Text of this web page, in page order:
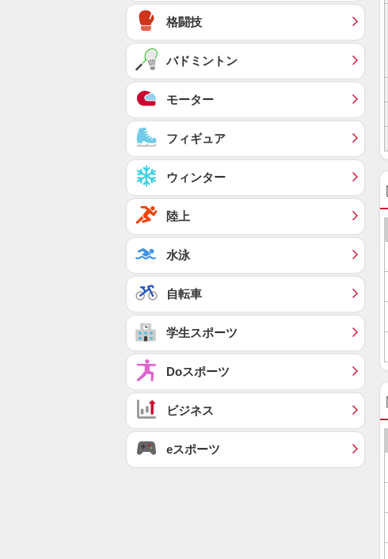
格闘技
バドミントン
モーター
フィギュア
ウィンター
陸上
水泳
自転車
学生スポーツ
Doスポーツ
ビジネス
eスポーツ